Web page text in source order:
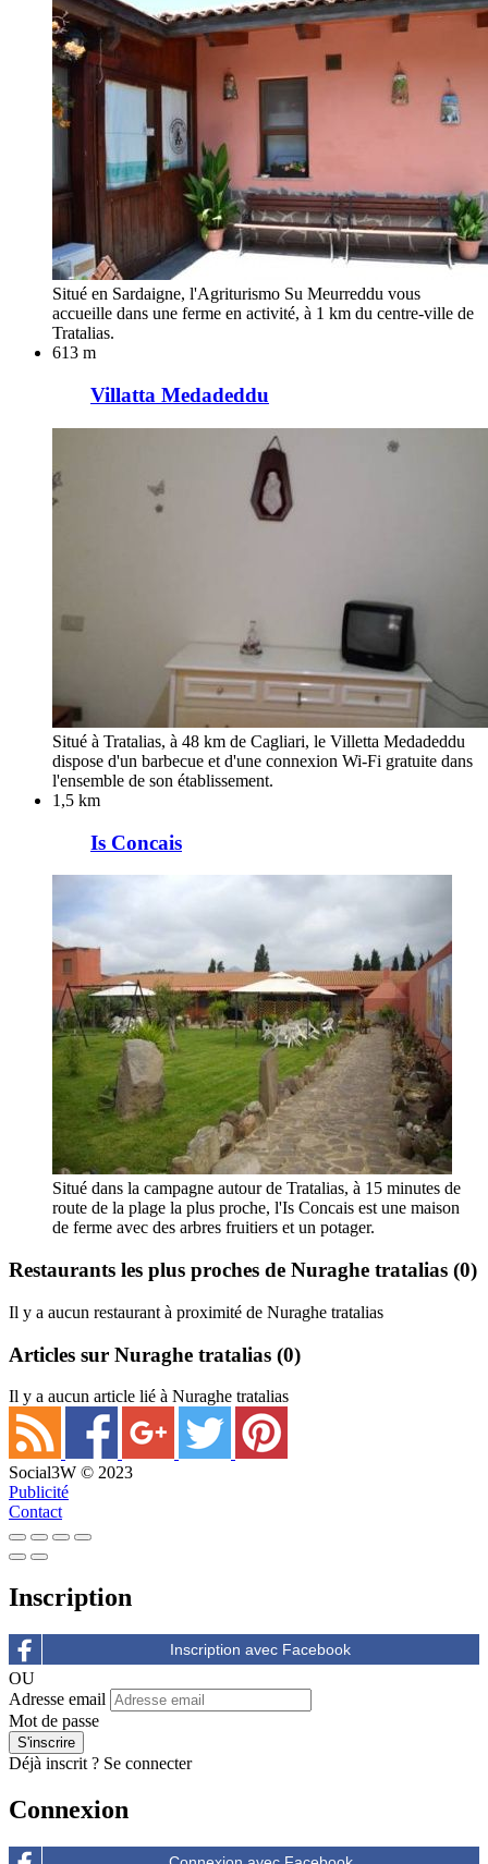
Situé en Sardaigne, l'Agriturismo Su Meurreddu vous
accueille dans une ferme en activité, à 1 km du centre-ville de
Tratalias.
613 m
Villatta Medadeddu
Situé à Tratalias, à 48 km de Cagliari, le Villetta Medadeddu
dispose d'un barbecue et d'une connexion Wi-Fi gratuite dans
l'ensemble de son établissement.
1,5 km
Is Concais
Situé dans la campagne autour de Tratalias, à 15 minutes de
route de la plage la plus proche, l'Is Concais est une maison
de ferme avec des arbres fruitiers et un potager.
Restaurants les plus proches de Nuraghe tratalias (0)
Il y a aucun restaurant à proximité de Nuraghe tratalias
Articles sur Nuraghe tratalias (0)
Il y a aucun article lié à Nuraghe tratalias
Social3W © 2023
Publicité
Contact
Inscription
OU
Adresse email
Mot de passe
Déjà inscrit ? Se connecter
Connexion